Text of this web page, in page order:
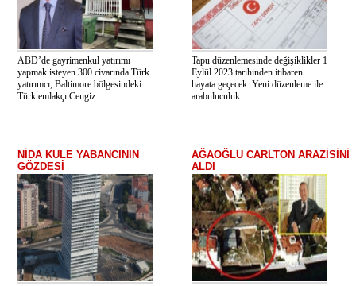
ABD’de gayrimenkul yatırımı
yapmak isteyen 300 civarında Türk
yatırımcı, Baltimore bölgesindeki
Türk emlakçı Cengiz...
Tapu düzenlemesinde değişiklikler 1
Eylül 2023 tarihinden itibaren
hayata geçecek. Yeni düzenleme ile
arabuluculuk...
NİDA KULE YABANCININ
GÖZDESİ
AĞAOĞLU CARLTON ARAZİSİNİ
ALDI